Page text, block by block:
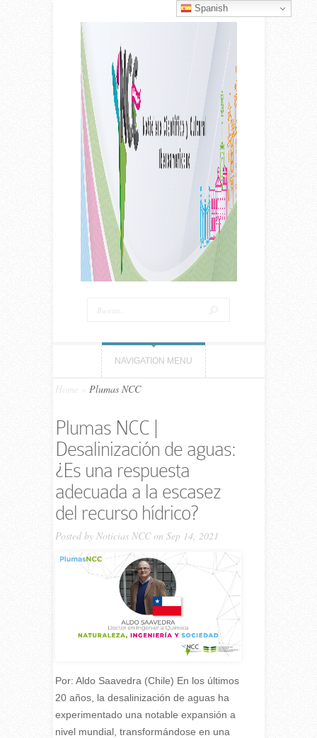
NAVIGATION MENU
Home Plumas NCC
Plumas NCC |
Desalinización de aguas:
¿Es una respuesta
adecuada a la escasez
del recurso hídrico?
Posted by Noticias NCCon Sep 14, 2021
Por: Aldo Saavedra (Chile) En los últimos
20 años, la desalinización de aguas ha
experimentado una notable expansión a
nivel mundial, transformándose en una
Spanish